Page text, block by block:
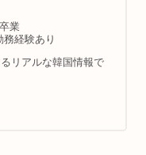
業
経験あり
リアルな韓国情報で